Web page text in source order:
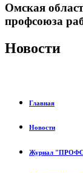
Омская
профсоюза
Новости
Главная
Новости
Журнал